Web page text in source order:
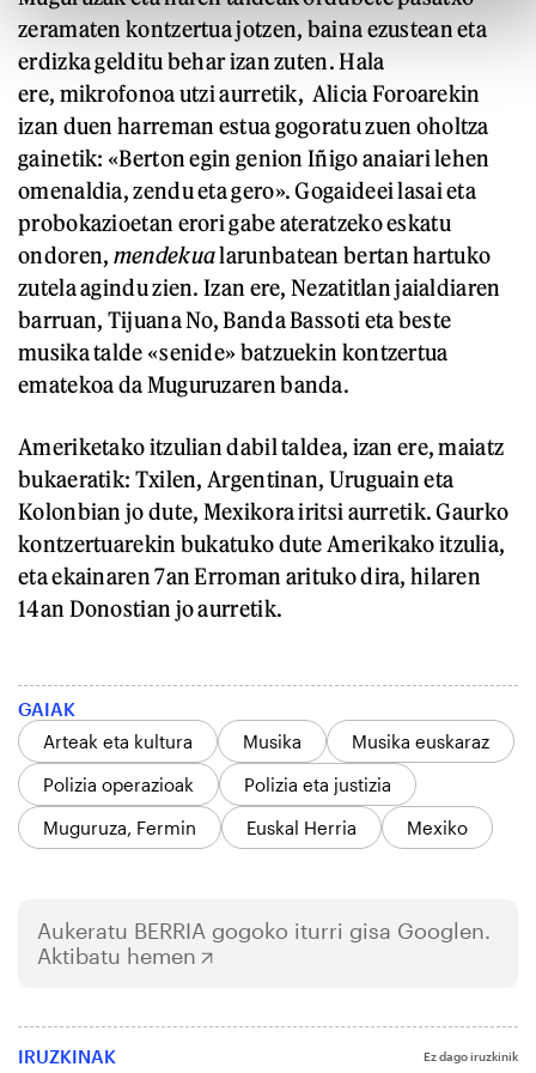
zeramaten kontzertua jotzen, baina ezustean eta
erdizka gelditu behar izan zuten. Hala
ere, mikrofonoa utzi aurretik, Alicia Foroarekin
izan duen harreman estua gogoratu zuen oholtza
gainetik: «Berton egin genion Iñigo anaiari lehen
omenaldia, zendu eta gero». Gogaideei lasai eta
probokazioetan erori gabe ateratzeko eskatu
ondoren, mendekualarunbatean bertan hartuko
zutela agindu zien. Izan ere, Nezatitlan jaialdiaren
barruan, Tijuana No, Banda Bassoti eta beste
musika talde «senide» batzuekin kontzertua
ematekoa da Muguruzaren banda.
Ameriketako itzulian dabil taldea, izan ere, maiatz
bukaeratik: Txilen, Argentinan, Uruguain eta
Kolonbian jo dute, Mexikora iritsi aurretik. Gaurko
kontzertuarekin bukatuko dute Amerikako itzulia,
eta ekainaren 7an Erroman arituko dira, hilaren
14an Donostian jo aurretik.
GAIAK
Arteak eta kultura
Musika
Musika euskaraz
Polizia operazioak
Polizia eta justizia
Muguruza, Fermin
Euskal Herria Mexiko
Aukeratu BERRIA gogoko iturri gisa Googlen.
Aktibatu hemen
IRUZKINAK Ez dago iruzkinik